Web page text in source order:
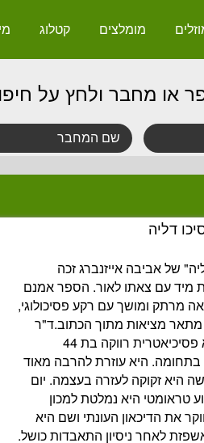
מומלצים קטלוג
או מחבר ולחץ על
דליה
של אביבה אייזנברג זכה
מיד עם צאתו לאור. הספר אמנם
מרתק ומושך עם רקע פסיכולוגי,
מציאות מתוך הכתוב.ד"ר
דליה רבדים היא פסיכיאטרית רווקה בת 44
היא עוזרת להרבה מאוד
היא זקוקה לעזרה בעצמה. יום
טראומטי היא נמלטת למכון
את הדיכאון העונתי ושם היא
לאחר ניסיון התאבדות כושל.